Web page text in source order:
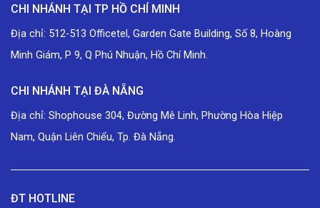
CHI NHÁNH TẠI TP HỒ CHÍ MINH
Địa chỉ: 512-513 Officetel, Garden Gate Building, Số 8, Hoàng
Minh Giám, P 9, Q Phú Nhuận, Hồ Chí Minh.
CHI NHÁNH TẠI ĐÀ NẴNG
Địa chỉ: Shophouse 304, Đường Mê Linh, Phường Hòa Hiệp
Nam, Quận Liên Chiểu, Tp. Đà Nẵng.
ĐT HOTLINE